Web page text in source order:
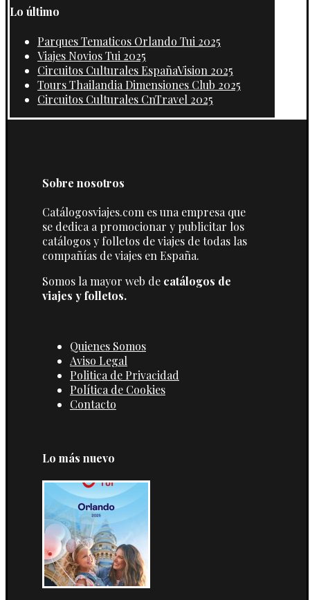
Lo último
Parques Tematicos Orlando Tui 2025
Viajes Novios Tui 2025
Circuitos Culturales EspañaVision 2025
Tours Thailandia Dimensiones Club 2025
Circuitos Culturales CnTravel 2025
Sobre nosotros
Catálogosviajes.com es una empresa que
se dedica a promocionar y publicitar los
catálogos y folletos de viajes de todas las
compañías de viajes en España.
Somos la mayor web de catálogos de
viajes y folletos.
Quienes Somos
Aviso Legal
Politica de Privacidad
Política de Cookies
Contacto
Lo más nuevo